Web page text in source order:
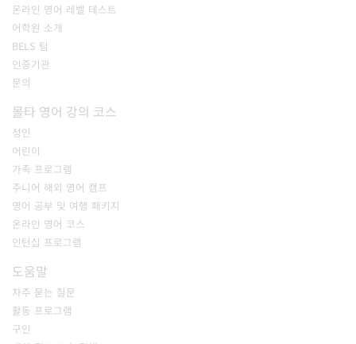
온라인 영어 레벨 테스트
어학원 소개
BELS 팀
인증기관
문의
몰타 영어 강의 코스
성인
어린이
가족 프로그램
주니어 해외 영어 캠프
영어 공부 및 여행 패키지
온라인 영어 코스
인턴십 프로그램
도움말
자주 묻는 질문
활동 프로그램
구인